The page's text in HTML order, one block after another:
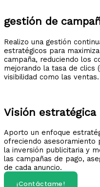
gestión de
Realizo una gestión
estratégicos para
campaña, reduciendo los
mejorando la tasa de clics
visibilidad como las ventas.​
Visión estratégica
Aporto un enfoque
ofreciendo asesoramiento
la inversión publicitaria y
las campañas de pago,
de cada anuncio.​
¡Contáctame!